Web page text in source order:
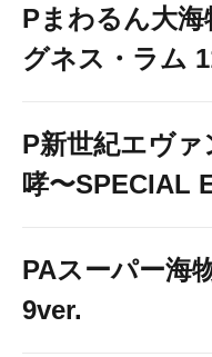
Pまわるん大
グネス・ラム
P新世紀エヴ
哮〜SPECIAL
PAスーパー海
9ver.